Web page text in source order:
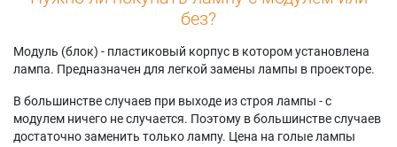
без?
Модуль (блок) - пластиковый корпус в котором установлена
лампа. Предназначен для легкой замены лампы в проекторе.
В большинстве случаев при выходе из строя лампы - с
модулем ничего не случается. Поэтому в большинстве случаев
достаточно заменить только лампу. Цена на голые лампы